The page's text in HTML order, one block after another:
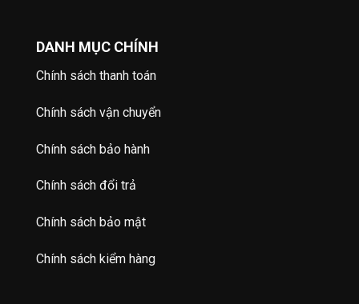
DANH MỤC CHÍNH
Chính sách thanh toán
Chính sách vận chuyển
Chính sách bảo hành
Chính sách đổi trả
Chính sách bảo mật
Chính sách kiểm hàng